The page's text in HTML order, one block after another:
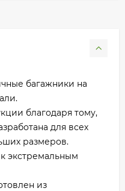
багажники на
благодаря тому,
для всех
размеров.
экстремальным
из